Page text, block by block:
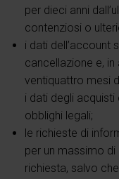
per dieci anni
contenziosi o
i dati dell’account
cancellazione e,
ventiquattro mesi
i dati degli
obblighi legali;
le richieste di
per un massimo
richiesta, salvo